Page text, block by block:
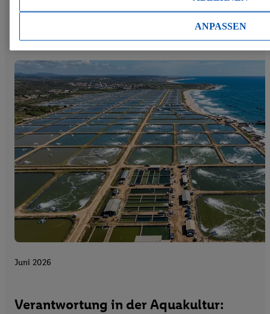
Förderung junger Talente ein. Im Fokus stehen dabei...
Juni 2026
Verantwortung in der Aquakultur:
ANPASSEN